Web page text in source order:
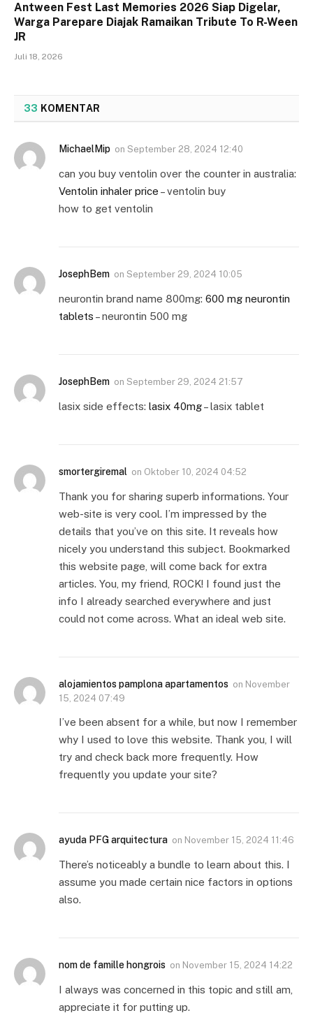
Antween Fest Last Memories 2026 Siap Digelar,
Warga Parepare Diajak Ramaikan Tribute To R-Ween
JR
Juli 18, 2026
33 KOMENTAR
MichaelMip on September 28, 2024 12:40
can you buy ventolin over the counter in australia:
Ventolin inhaler price – ventolin buy
how to get ventolin
JosephBem on September 29, 2024 10:05
neurontin brand name 800mg: 600 mg neurontin
tablets – neurontin 500 mg
JosephBem on September 29, 2024 21:57
lasix side effects: lasix 40mg– lasix tablet
smortergiremal on Oktober 10, 2024 04:52
Thank you for sharing superb informations. Your
web-site is very cool. I’m impressed by the
details that you’ve on this site. It reveals how
nicely you understand this subject. Bookmarked
this website page, will come back for extra
articles. You, my friend, ROCK! I found just the
info I already searched everywhere and just
could not come across. What an ideal web site.
alojamientos pamplona apartamentos on November
15, 2024 07:49
I’ve been absent for a while, but now I remember
why I used to love this website. Thank you, I will
try and check back more frequently. How
frequently you update your site?
ayuda PFG arquitectura on November 15, 2024 11:46
There’s noticeably a bundle to learn about this. I
assume you made certain nice factors in options
also.
nom de famille hongrois on November 15, 2024 14:22
I always was concerned in this topic and still am,
appreciate it for putting up.